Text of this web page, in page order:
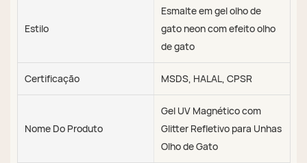
Estilo
Esmalte em gel olho de
gato neon com efeito olho
de gato
Certificação MSDS, HALAL, CPSR
Nome Do Produto
Gel UV Magnético com
Glitter Refletivo para Unhas
Olho de Gato